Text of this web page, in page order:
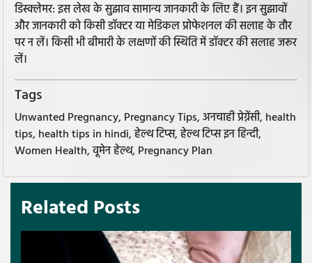
डिस्क्लेमर: इस लेख के सुझाव सामान्य जानकारी के लिए हैं। इन सुझावों
और जानकारी को किसी डॉक्टर या मेडिकल प्रोफेशनल की सलाह के तौर
पर न लें। किसी भी बीमारी के लक्षणों की स्थिति में डॉक्टर की सलाह जरूर
लें।
Tags
Unwanted Pregnancy, Pregnancy Tips, अनचाही प्रेग्नेंसी, health
tips, health tips in hindi, हेल्थ टिप्स, हेल्थ टिप्स इन हिन्दी,
Women Health, वूमेन हेल्थ, Pregnancy Plan
Related Posts